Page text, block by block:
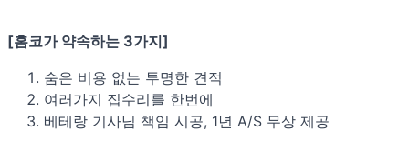
[홈코가 약속하는 3가지]
숨은 비용 없는 투명한 견적
여러가지 집수리를 한번에
베테랑 기사님 책임 시공, 1년 A/S 무상 제공